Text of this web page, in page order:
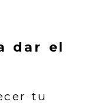
dar el
tu